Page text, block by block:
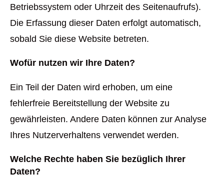
Betriebssystem oder Uhrzeit des Seitenaufrufs).
Die Erfassung dieser Daten erfolgt automatisch,
sobald Sie diese Website betreten.
Wofür nutzen wir Ihre Daten?
Ein Teil der Daten wird erhoben, um eine
fehlerfreie Bereitstellung der Website zu
gewährleisten. Andere Daten können zur Analyse
Ihres Nutzerverhaltens verwendet werden.
Welche Rechte haben Sie bezüglich Ihrer
Daten?